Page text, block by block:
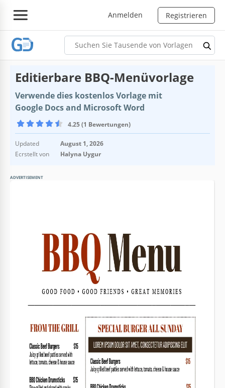
Anmelden Registrieren
Editierbare BBQ-Menüvorlage
Verwende dies kostenlos Vorlage mit
Google Docs and Microsoft Word
4.25 (1 Bewertungen)
Updated
August 1, 2026
Ecrstellt von
Halyna Uygur
ADVERTISEMENT